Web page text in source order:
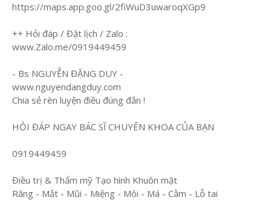
https://maps.app.goo.gl/2fiWuD3uwaroqXGp9
++ Hỏi đáp / Đặt lịch / Zalo :
www.Zalo.me/0919449459
- Bs NGUYỄN ĐẶNG DUY -
www.nguyendangduy.com
Chia sẻ rèn luyện điều đúng đắn !
HỎI ĐÁP NGAY BÁC SĨ CHUYÊN KHOA CỦA BẠN
0919449459
Điều trị & Thẩm mỹ Tạo hình Khuôn mặt
Răng - Mắt - Mũi - Miệng - Môi - Má - Cằm - Lỗ tai